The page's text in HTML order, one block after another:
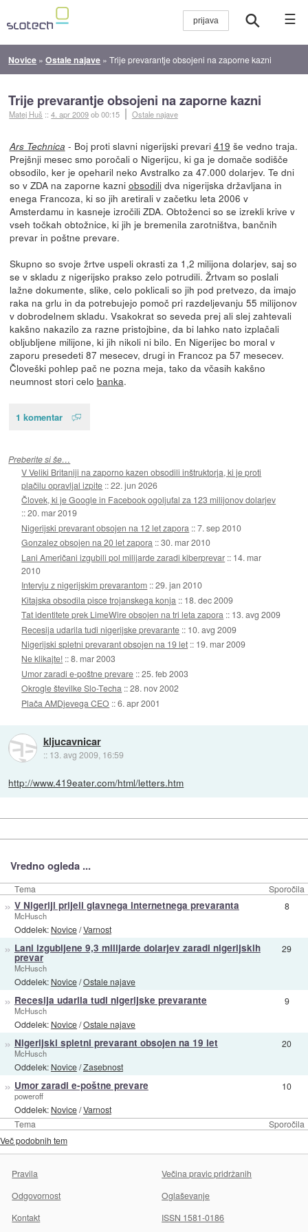
☰
Novice »Ostale najave »Trije prevarantje obsojeni na zaporne kazni
Trije prevarantje obsojeni na zaporne kazni
Matej Huš ::4. apr 2009ob 00:15 Ostale najave
Ars Technica - Boj proti slavni nigerijski prevari 419 še vedno traja.
Prejšnji mesec smo poročali o Nigerijcu, ki ga je domače sodišče
obsodilo, ker je opeharil neko Avstralko za 47.000 dolarjev. Te dni
so v ZDA na zaporne kazni obsodilidva nigerijska državljana in
enega Francoza, ki so jih aretirali v začetku leta 2006 v
Amsterdamu in kasneje izročili ZDA. Obtoženci so se izrekli krive v
vseh točkah obtožnice, ki jih je bremenila zarotništva, bančnih
prevar in poštne prevare.
Skupno so svoje žrtve uspeli okrasti za 1,2 milijona dolarjev, saj so
se v skladu z nigerijsko prakso zelo potrudili. Žrtvam so poslali
lažne dokumente, slike, celo poklicali so jih pod pretvezo, da imajo
raka na grlu in da potrebujejo pomoč pri razdeljevanju 55 milijonov
v dobrodelnem skladu. Vsakokrat so seveda prej ali slej zahtevali
kakšno nakazilo za razne pristojbine, da bi lahko nato izplačali
obljubljene milijone, ki jih nikoli ni bilo. En Nigerijec bo moral v
zaporu presedeti 87 mesecev, drugi in Francoz pa 57 mesecev.
Človeški pohlep pač ne pozna meja, tako da včasih kakšno
neumnost stori celo banka.
1 komentar
Preberite si še…
V Veliki Britaniji na zaporno kazen obsodili inštruktorja, ki je proti
plačilu opravljal izpite ::22. jun 2026
Človek, ki je Google in Facebook ogoljufal za 123 milijonov dolarjev
::20. mar 2019
Nigerijski prevarant obsojen na 12 let zapora ::7. sep 2010
Gonzalez obsojen na 20 let zapora ::30. mar 2010
Lani Američani izgubili pol milijarde zaradi kiberprevar :: 14. mar
2010
Intervju z nigerijskim prevarantom ::29. jan 2010
Kitajska obsodila pisce trojanskega konja :: 18. dec 2009
Tat identitete prek LimeWire obsojen na tri leta zapora :: 13. avg 2009
Recesija udarila tudi nigerijske prevarante :: 10. avg 2009
Nigerijski spletni prevarant obsojen na 19 let :: 19. mar 2009
Ne klikajte! ::8. mar 2003
Umor zaradi e-poštne prevare ::25. feb 2003
Okrogle številke Slo-Techa ::28. nov 2002
Plača AMDjevega CEO ::6. apr 2001
kljucavnicar
:: 13. avg 2009, 16:59
http://www.419eater.com/html/letters.htm
Vredno ogleda ...
Tema Sporočila
Tema Sporočila
» V Nigeriji prijeli glavnega internetnega prevaranta
McHusch
Oddelek: Novice/Varnost
8
» Lani izgubljene 9,3 milijarde dolarjev zaradi nigerijskih
prevar
McHusch
Oddelek: Novice/Ostale najave
29
» Recesija udarila tudi nigerijske prevarante
McHusch
Oddelek: Novice/Ostale najave
9
» Nigerijski spletni prevarant obsojen na 19 let
McHusch
Oddelek: Novice/Zasebnost
20
» Umor zaradi e-poštne prevare
poweroff
Oddelek: Novice/Varnost
10
Več podobnih tem
Pravila
Večina pravic pridržanih
Odgovornost
Oglaševanje
Kontakt
ISSN 1581-0186